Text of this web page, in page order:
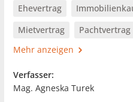
Ehevertrag
Mietvertrag
Pachtvertrag
Mehr anzeigen
Verfasser:
Mag. Agneska Turek